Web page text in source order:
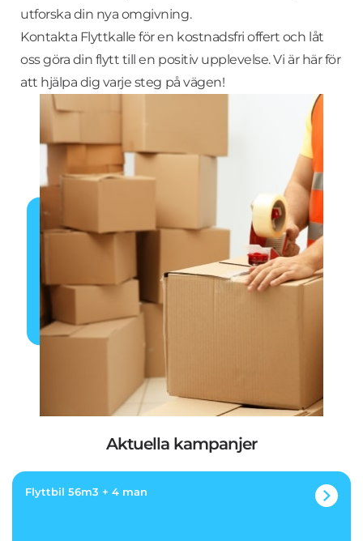
utforska din nya omgivning.
Kontakta Flyttkalle för en kostnadsfri offert och låt
oss göra din flytt till en positiv upplevelse. Vi är här för
att hjälpa dig varje steg på vägen!
Aktuella kampanjer
Flyttbil 56m3 + 4 man